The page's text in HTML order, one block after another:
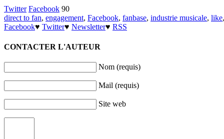
Twitter Facebook 90
direct to fan, engagement, Facebook, fanbase, industrie musicale, like,
Facebook♥ Twitter♥ Newsletter♥ RSS
CONTACTER L'AUTEUR
Nom (requis)
Mail (requis)
Site web